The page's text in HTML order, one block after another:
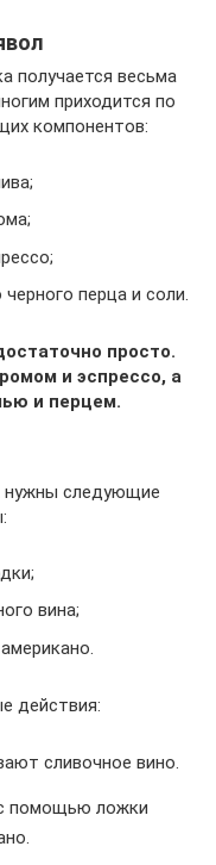
получается весьма
приходится по
компонентов:
перца и соли.
просто.
и эспрессо, а
и перцем.
нужны следующие
вина;
действия:
сливочное вино.
помощью ложки